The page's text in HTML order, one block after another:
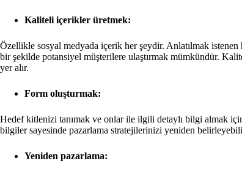
Kaliteli içerikler üretmek:
Özellikle sosyal medyada içerik her şeydir. Anlatılmak
bir şekilde potansiyel müşterilere ulaştırmak mümkündür.
yer alır.
Form oluşturmak:
Hedef kitlenizi tanımak ve onlar ile ilgili detaylı bilgi almak
bilgiler sayesinde pazarlama stratejilerinizi yeniden
Yeniden pazarlama: